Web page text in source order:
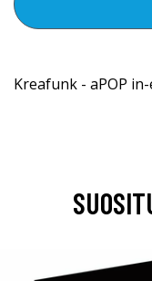
Kreafunk - aPOP